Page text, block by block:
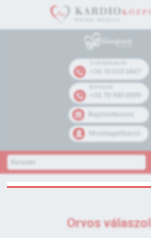
Bejelentkezés
Mobilapplikáció
Orvos válaszol